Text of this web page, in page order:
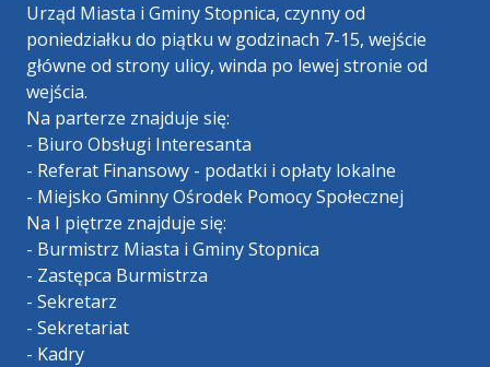
Urząd Miasta i Gminy Stopnica, czynny od
poniedziałku do piątku w godzinach 7-15, wejście
główne od strony ulicy, winda po lewej stronie od
wejścia.
Na parterze znajduje się:
- Biuro Obsługi Interesanta
- Referat Finansowy - podatki i opłaty lokalne
- Miejsko Gminny Ośrodek Pomocy Społecznej
Na I piętrze znajduje się:
- Burmistrz Miasta i Gminy Stopnica
- Zastępca Burmistrza
- Sekretarz
- Sekretariat
- Kadry